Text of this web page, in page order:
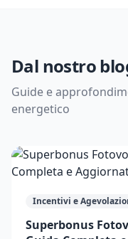
Dal nostro
Guide e
energetico
Incentivi e
Superbonus